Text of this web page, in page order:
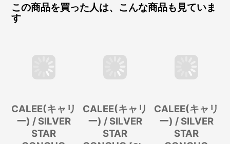
この商品を買った人は、こんな商品も見ていま
す
CALEE(キャリ
ー) / SILVER
STAR
CALEE(キャリ
ー) / SILVER
STAR
CALEE(キャリ
ー) / SILVER
STAR